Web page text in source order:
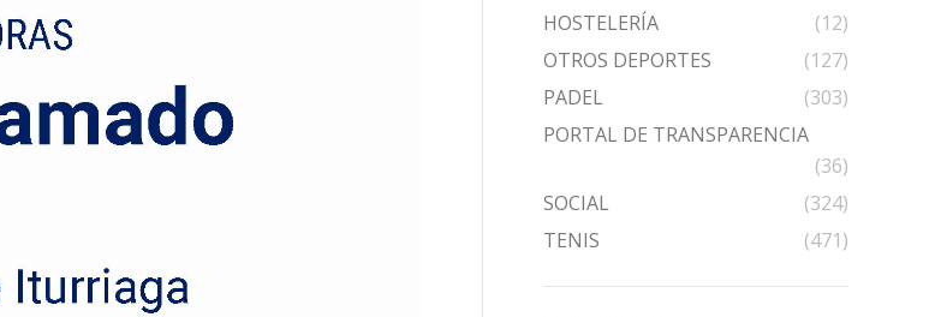
HOSTELERÍA
(12)
OTROS DEPORTES
(127)
PADEL
(303)
PORTAL DE TRANSPARENCIA
(36)
SOCIAL
(324)
TENIS
(471)